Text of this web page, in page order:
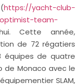
https://yacht-club-
team-
Cette année,
de 72 régatiers
équipes de quatre
de Monaco avec le
SLAM,